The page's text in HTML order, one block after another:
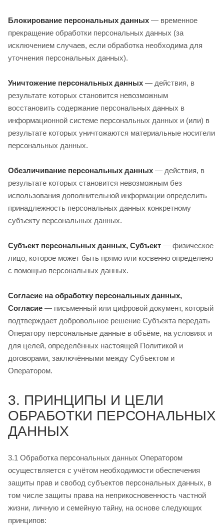
Блокирование персональных данных — временное
прекращение обработки персональных данных (за
исключением случаев, если обработка необходима для
уточнения персональных данных).
Уничтожение персональных данных — действия, в
результате которых становится невозможным
восстановить содержание персональных данных в
информационной системе персональных данных и (или) в
результате которых уничтожаются материальные носители
персональных данных.
Обезличивание персональных данных — действия, в
результате которых становится невозможным без
использования дополнительной информации определить
принадлежность персональных данных конкретному
субъекту персональных данных.
Субъект персональных данных, Субъект — физическое
лицо, которое может быть прямо или косвенно определено
с помощью персональных данных.
Согласие на обработку персональных данных,
Согласие — письменный или цифровой документ, который
подтверждает добровольное решение Субъекта передать
Оператору персональные данные в объёме, на условиях и
для целей, определённых настоящей Политикой и
договорами, заключёнными между Субъектом и
Оператором.
3. ПРИНЦИПЫ И ЦЕЛИ
ОБРАБОТКИ ПЕРСОНАЛЬНЫХ
ДАННЫХ
3.1 Обработка персональных данных Оператором
осуществляется с учётом необходимости обеспечения
защиты прав и свобод субъектов персональных данных, в
том числе защиты права на неприкосновенность частной
жизни, личную и семейную тайну, на основе следующих
принципов: